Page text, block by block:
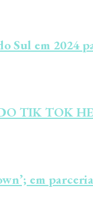
Sul em 2024
TIK TOK
em